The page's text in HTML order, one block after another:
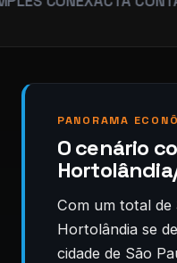
PANORAMA
O cenário
Com um total de
Hortolândia se
cidade de São